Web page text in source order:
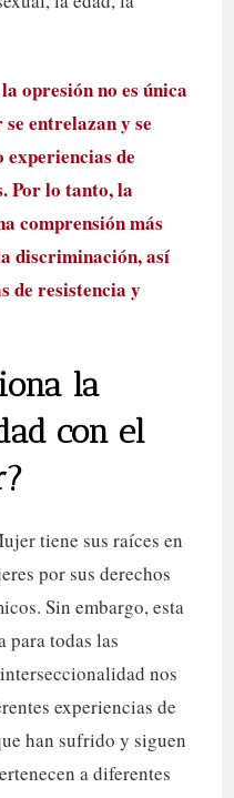
opresión no es única
entrelazan y se
de
Por lo tanto, la
comprensión más
discriminación, así
de resistencia y
la
con el
tiene sus raíces en
por sus derechos
Sin embargo, esta
para todas las
nos
experiencias de
han sufrido y siguen
a diferentes